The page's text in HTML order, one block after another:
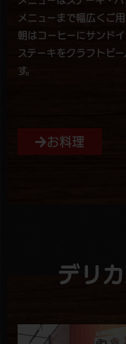
メニューまで幅広くご用
朝はコーヒーにサンド
ステーキをクラフトビ
す。
お料理
デリ